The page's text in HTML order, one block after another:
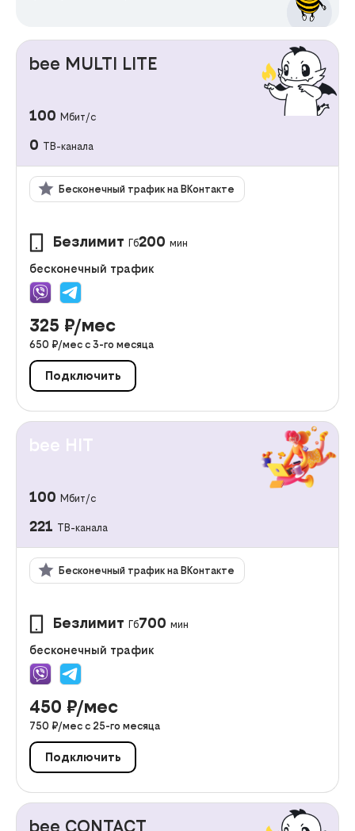
bee MULTI LITE
100 Мбит/с
0 ТВ-канала
Бесконечный трафик на ВКонтакте
Безлимит Гб200 мин
бесконечный трафик
325 ₽/мес
650 ₽/мес с 3-го месяца
Подключить
bee HIT
100 Мбит/с
221 ТВ-канала
Бесконечный трафик на ВКонтакте
Безлимит Гб700 мин
бесконечный трафик
450 ₽/мес
750 ₽/мес с 25-го месяца
Подключить
bee CONTACT